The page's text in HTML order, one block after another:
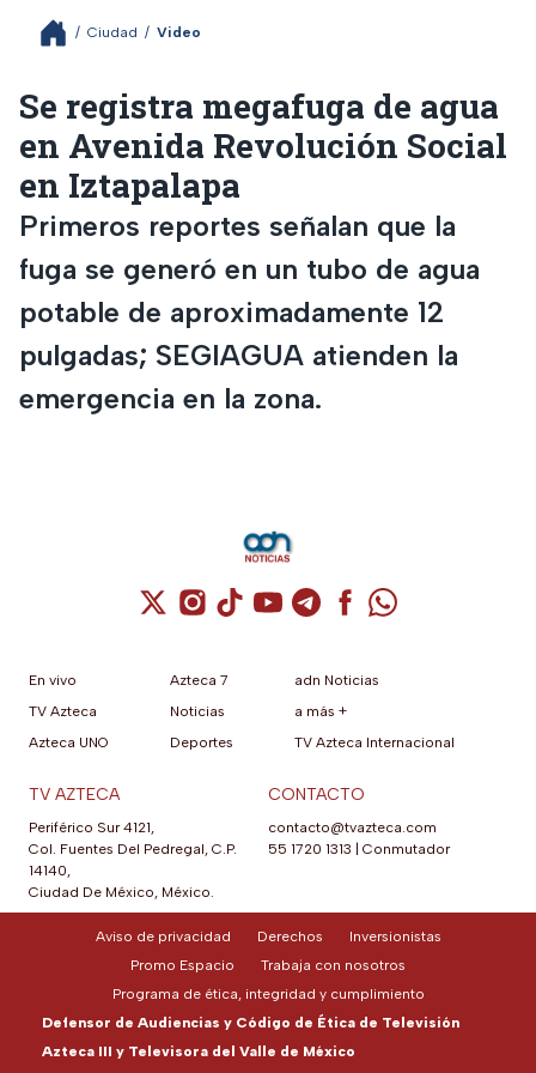
/ Ciudad / Video
Se registra megafuga de agua
en Avenida Revolución Social
en Iztapalapa
Primeros reportes señalan que la
fuga se generó en un tubo de agua
potable de aproximadamente 12
pulgadas; SEGIAGUA atienden la
emergencia en la zona.
Cuenta de X / Twitter (se abre en una
Cuenta de Instagram (se abre en una
Cuenta de TikTok (se abre en
Cuenta de YouTube (se abre
Cuenta de Telegram (se
Cuenta de
Cuenta de
En vivo
TV Azteca
Azteca UNO
Azteca 7
Noticias
Deportes
adn Noticias
a más +
TV Azteca Internacional
TV AZTECA
Periférico Sur 4121,
Col. Fuentes Del Pedregal, C.P.
14140,
Ciudad De México, México.
CONTACTO
contacto@tvazteca.com
55 1720 1313 | Conmutador
Aviso de privacidad Derechos
Inversionistas
Promo Espacio
Trabaja con nosotros
Programa de ética, integridad y cumplimiento
Defensor de Audiencias y Código de Ética de Televisión
Azteca III y Televisora del Valle de México